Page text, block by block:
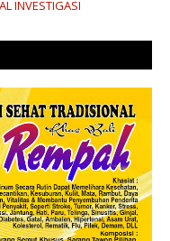
INVESTIGASI